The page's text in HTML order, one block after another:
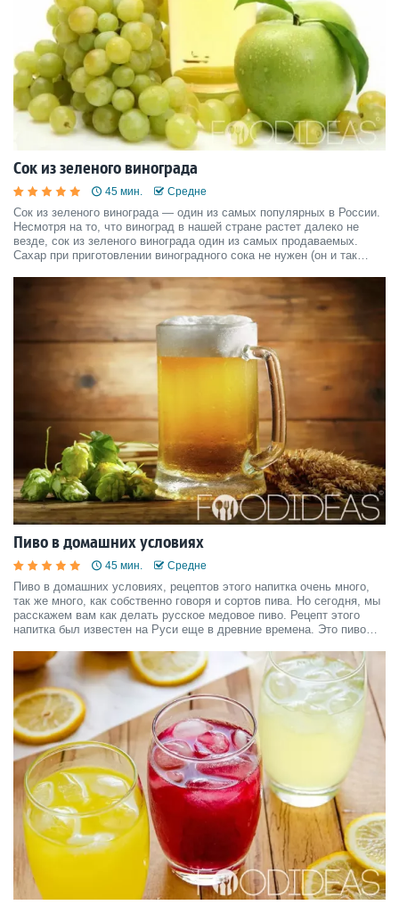
Сок из зеленого винограда
45 мин. Средне
Сок из зеленого винограда — один из самых популярных в России.
Несмотря на то, что виноград в нашей стране растет далеко не
везде, сок из зеленого винограда один из самых продаваемых.
Сахар при приготовлении виноградного сока не нужен (он и так
Виноград - по вкусу Вода - по вкусу
Пиво в домашних условиях
45 мин. Средне
Пиво в домашних условиях, рецептов этого напитка очень много,
так же много, как собственно говоря и сортов пива. Но сегодня, мы
расскажем вам как делать русское медовое пиво. Рецепт этого
напитка был известен на Руси еще в древние времена. Это пиво
заведениях его практически не продают, за